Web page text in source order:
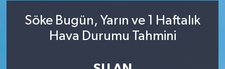
Söke Bugün, Yarın ve 1 Haftalık
Hava Durumu Tahmini
İzmir Trafik Yoğunluk Haritası